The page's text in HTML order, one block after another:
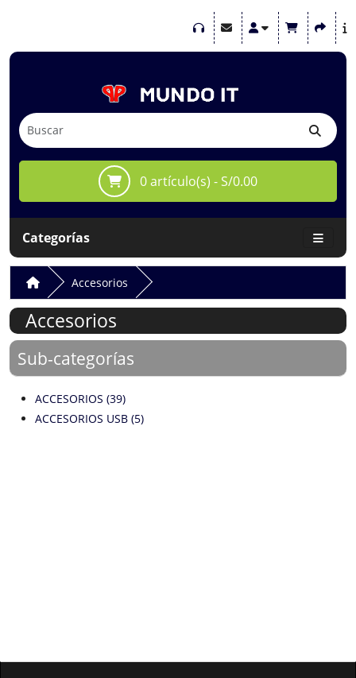
0 artículo(s) - S/0.00
Categorías
Accesorios
Accesorios
Sub-categorías
ACCESORIOS (39)
ACCESORIOS USB (5)